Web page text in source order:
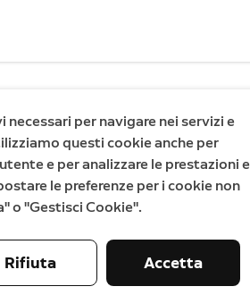
per navigare nei servizi e
questi cookie anche per
e per analizzare le prestazioni e
le preferenze per i cookie non
o "Gestisci Cookie".
Rifiuta Accetta